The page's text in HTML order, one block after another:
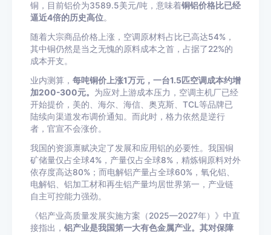
铜，目前铝价为3589.5美元/吨，意味着铜铝价格比已经
逼近4倍的历史高位。
随着大宗商品价格上涨，空调原材料占比已高达54%，
其中铜仍然是当之无愧的原料成本之首，占据了22%的
成本开支。
业内测算， 每吨铜价上涨1万元，一台1.5匹空调成本约增
加200-300元。 为应对上游成本压力，空调主机厂已经
开始提价，美的、海尔、海信、奥克斯、TCL等品牌已
陆续向渠道发布调价通知。而此时，格力依然是逆行
者，官宣不会涨价。
我国的资源禀赋决定了发展和应用铝的必要性。我国铜
矿储量仅占全球4%，产量仅占全球8%，精炼铜原料对外
依存度高达80%；而电解铝产量占全球60%，氧化铝、
电解铝、铝加工材和再生铝产量均居世界第一，产业链
自主可控能力强劲。
《铝产业高质量发展实施方案（2025—2027年）》中直
接指出， 铝产业是我国第一大有色金属产业。其对保障